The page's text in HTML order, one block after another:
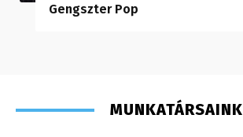
Gengszter Pop
MUNKATÁRSAINK